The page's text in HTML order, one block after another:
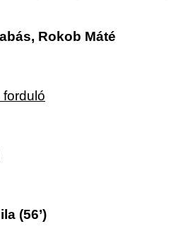
Rokob Máté
(56’)